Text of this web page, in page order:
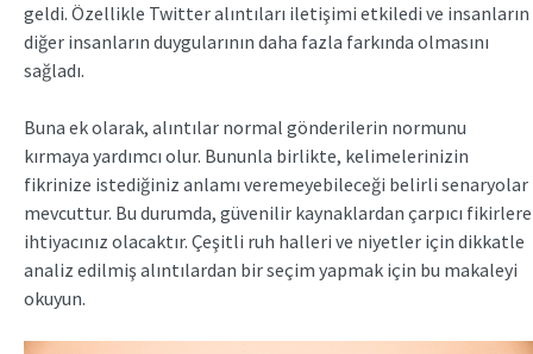
geldi. Özellikle Twitter alıntıları iletişimi etkiledi ve insanların
diğer insanların duygularının daha fazla farkında olmasını
sağladı.
Buna ek olarak, alıntılar normal gönderilerin normunu
kırmaya yardımcı olur. Bununla birlikte, kelimelerinizin
fikrinize istediğiniz anlamı veremeyebileceği belirli senaryolar
mevcuttur. Bu durumda, güvenilir kaynaklardan çarpıcı fikirlere
ihtiyacınız olacaktır. Çeşitli ruh halleri ve niyetler için dikkatle
analiz edilmiş alıntılardan bir seçim yapmak için bu makaleyi
okuyun.